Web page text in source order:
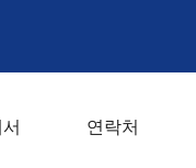
연락처